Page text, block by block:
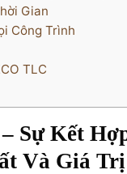
Gian
Công Trình
TLC
Sự Kết
Và Giá Trị